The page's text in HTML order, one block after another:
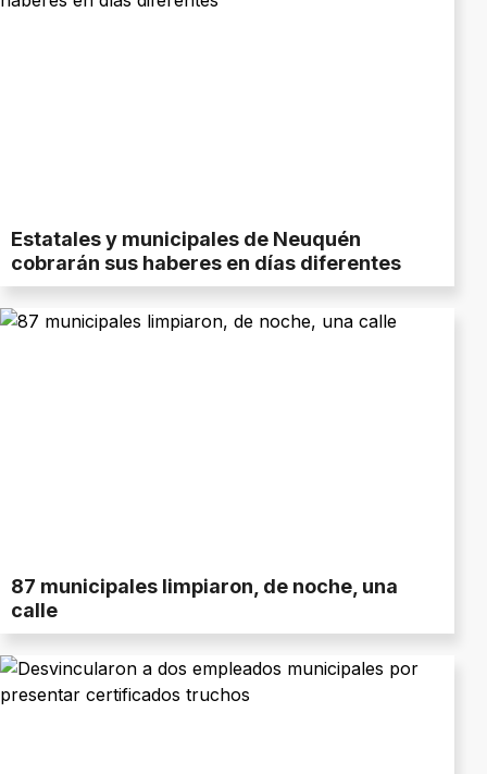
Estatales y municipales de Neuquén
cobrarán sus haberes en días diferentes
87 municipales limpiaron, de noche, una
calle